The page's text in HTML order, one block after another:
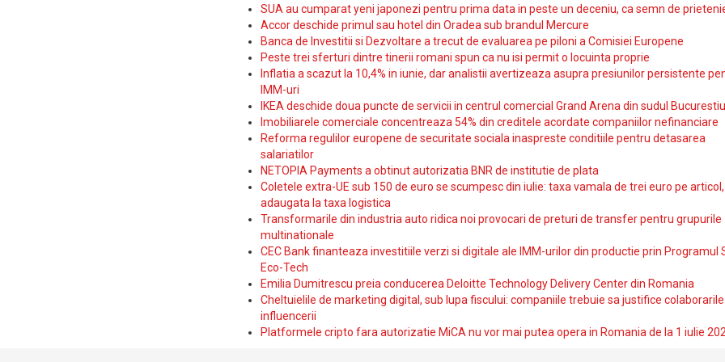
SUA au cumparat yeni japonezi pentru prima data in peste un deceniu, ca semn de
Accor deschide primul sau hotel din Oradea sub brandul Mercure
Banca de Investitii si Dezvoltare a trecut de evaluarea pe piloni a Comisiei Europene
Peste trei sferturi dintre tinerii romani spun ca nu isi permit o locuinta proprie
Inflatia a scazut la 10,4% in iunie, dar analistii avertizeaza asupra presiunilor persistente
IMM-uri
IKEA deschide doua puncte de servicii in centrul comercial Grand Arena din sudul
Imobiliarele comerciale concentreaza 54% din creditele acordate companiilor nefinanciare
Reforma regulilor europene de securitate sociala inaspreste conditiile pentru detasarea
salariatilor
NETOPIA Payments a obtinut autorizatia BNR de institutie de plata
Coletele extra-UE sub 150 de euro se scumpesc din iulie: taxa vamala de trei euro pe articol,
adaugata la taxa logistica
Transformarile din industria auto ridica noi provocari de preturi de transfer pentru grupurile
multinationale
CEC Bank finanteaza investitiile verzi si digitale ale IMM-urilor din productie prin Programul
Eco-Tech
Emilia Dumitrescu preia conducerea Deloitte Technology Delivery Center din Romania
Cheltuielile de marketing digital, sub lupa fiscului: companiile trebuie sa justifice colaborarile
influencerii
Platformele cripto fara autorizatie MiCA nu vor mai putea opera in Romania de la 1 iulie